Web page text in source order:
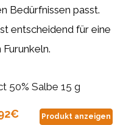
Bedürfnissen passt.
entscheidend für eine
50% Salbe 15 g
Produkt anzeigen